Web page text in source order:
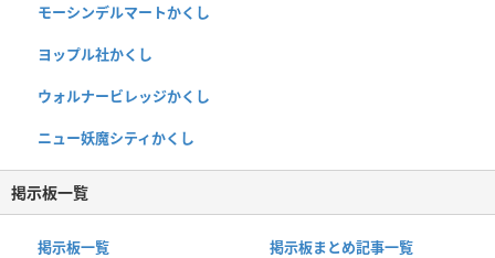
モーシンデルマートかくし
ヨップル社かくし
ウォルナービレッジかくし
ニュー妖魔シティかくし
掲示板一覧
掲示板一覧 掲示板まとめ記事一覧